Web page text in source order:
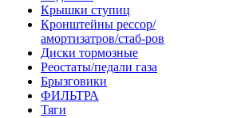
Крышки ступиц
Кронштейны рессор/
амортизатров/стаб-ров
Диски тормозные
Реостаты/педали газа
Брызговики
ФИЛЬТРА
Тяги